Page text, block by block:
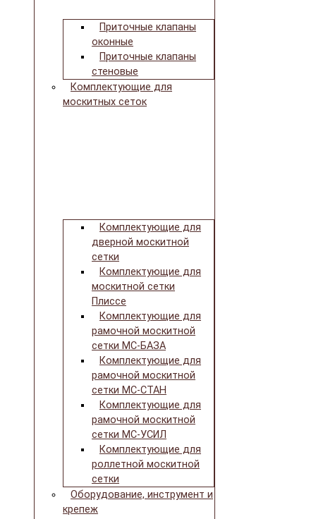
Приточные клапаны
оконные
Приточные клапаны
стеновые
Комплектующие для
москитных сеток
Комплектующие для
дверной москитной
сетки
Комплектующие для
москитной сетки
Плиссе
Комплектующие для
рамочной москитной
сетки МС-БАЗА
Комплектующие для
рамочной москитной
сетки МС-СТАН
Комплектующие для
рамочной москитной
сетки МС-УСИЛ
Комплектующие для
роллетной москитной
сетки
Оборудование, инструмент и
крепеж